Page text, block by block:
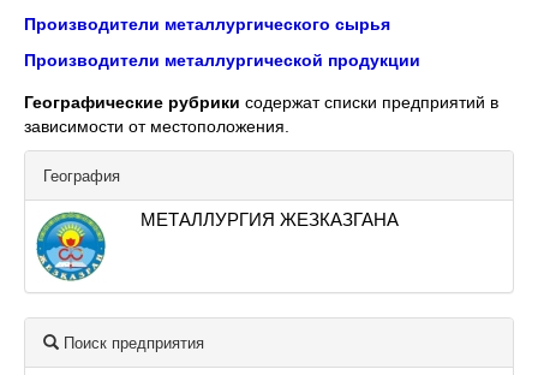
Производители металлургического сырья
Производители металлургической продукции
Географические рубрики содержат списки предприятий в
зависимости от местоположения.
География
МЕТАЛЛУРГИЯ ЖЕЗКАЗГАНА
Поиск предприятия